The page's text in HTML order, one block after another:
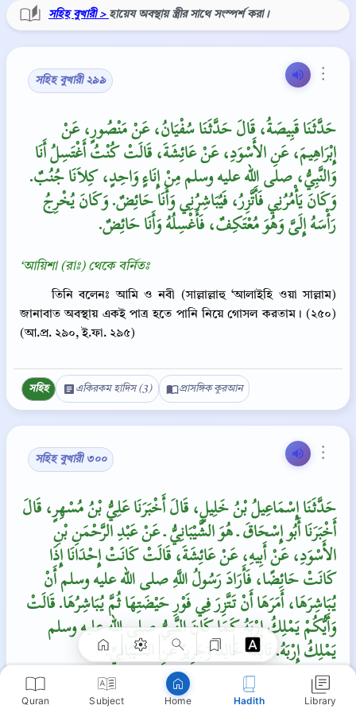
Quran Subject Home Hadith Library
সহিহ বুখারী > হায়েয অবস্থায় স্ত্রীর সাথে সংস্পর্শ করা।
⋮
সহিহ বুখারী ২৯৯
حَدَّثَنَا قَبِيصَةُ، قَالَ حَدَّثَنَا سُفْيَانُ، عَنْ مَنْصُورٍ، عَنْ
إِبْرَاهِيمَ، عَنِ الأَسْوَدِ، عَنْ عَائِشَةَ، قَالَتْ كُنْتُ أَغْتَسِلُ أَنَا
وَالنَّبِيُّ، صلى الله عليه وسلم مِنْ إِنَاءٍ وَاحِدٍ، كِلاَنَا جُنُبٌ‏.‏
وَكَانَ يَأْمُرُنِي فَأَتَّزِرُ، فَيُبَاشِرُنِي وَأَنَا حَائِضٌ‏.‏ وَكَانَ يُخْرِجُ
رَأْسَهُ إِلَىَّ وَهُوَ مُعْتَكِفٌ، فَأَغْسِلُهُ وَأَنَا حَائِضٌ‏.‏
‘আয়িশা (রাঃ) থেকে বর্নিতঃ
তিনি বলেনঃ আমি ও নবী (সাল্লাল্লাহু ‘আলাইহি ওয়া সাল্লাম)
জানাবাত অবস্থায় একই পাত্র হতে পানি নিয়ে গোসল করতাম। (২৫০)
(আ.প্র. ২৯০, ই.ফা. ২৯৫)
সহিহ একিরকম হাদিস (3) প্রাসঙ্গিক কুরআন
⋮
সহিহ বুখারী ৩০০
حَدَّثَنَا إِسْمَاعِيلُ بْنُ خَلِيلٍ، قَالَ أَخْبَرَنَا عَلِيُّ بْنُ مُسْهِرٍ، قَالَ
أَخْبَرَنَا أَبُو إِسْحَاقَ ـ هُوَ الشَّيْبَانِيُّ ـ عَنْ عَبْدِ الرَّحْمَنِ بْنِ
الأَسْوَدِ، عَنْ أَبِيهِ، عَنْ عَائِشَةَ، قَالَتْ كَانَتْ إِحْدَانَا إِذَا
كَانَتْ حَائِضًا، فَأَرَادَ رَسُولُ اللَّهِ صلى الله عليه وسلم أَنْ
يُبَاشِرَهَا، أَمَرَهَا أَنْ تَتَّزِرَ فِي فَوْرِ حَيْضَتِهَا ثُمَّ يُبَاشِرُهَا‏.‏ قَالَتْ
وَأَيُّكُمْ يَمْلِكُ إِرْبَهُ كَمَا كَانَ النَّبِيُّ صلى الله عليه وسلم
يَمْلِكُ إِرْبَهُ‏.‏ تَابَعَهُ خَالِدٌ وَجَرِيرٌ عَنِ الشَّيْبَانِيِّ‏.‏
‘আয়িশা (রাঃ) থেকে বর্নিতঃ
Copy